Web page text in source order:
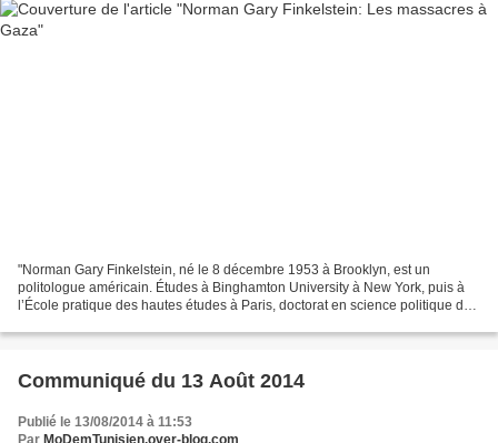
"Norman Gary Finkelstein, né le 8 décembre 1953 à Brooklyn, est un
politologue américain. Études à Binghamton University à New York, puis à
l’École pratique des hautes études à Paris, doctorat en science politique de
Communiqué du 13 Août 2014
Publié le 13/08/2014 à 11:53
Par MoDemTunisien.over-blog.com